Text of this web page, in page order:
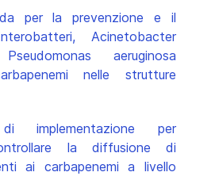
per la prevenzione e il
Acinetobacter
aeruginosa
nelle strutture
implementazione per
la diffusione di
ai carbapenemi a livello